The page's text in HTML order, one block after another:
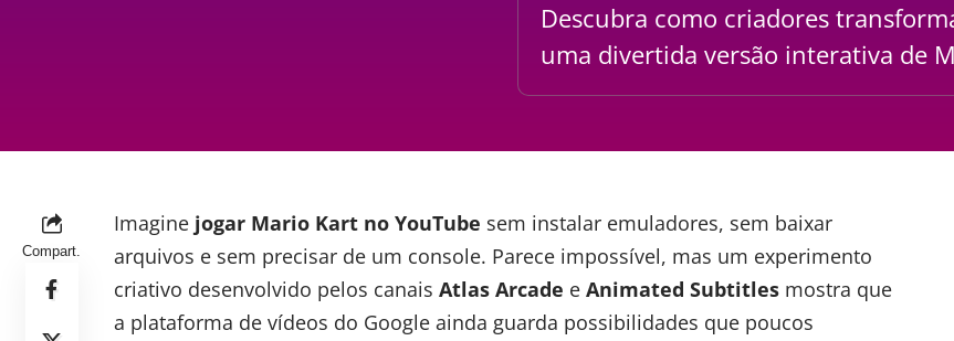
Descubra como criadores
uma divertida versão interativa de
Compart.
Imagine jogar Mario Kart no YouTube sem instalar emuladores, sem baixar
arquivos e sem precisar de um console. Parece impossível, mas um experimento
criativo desenvolvido pelos canais Atlas Arcade e Animated Subtitles mostra que
a plataforma de vídeos do Google ainda guarda possibilidades que poucos